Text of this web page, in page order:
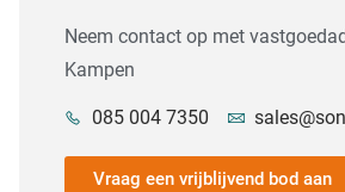
Neem contact op met
Kampen
085 004 7350
Vraag een vrijblijvend bod aan